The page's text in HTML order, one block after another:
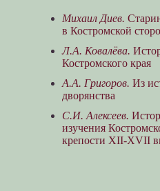
Михаил Диев.
в Костромской
Л.А. Ковалёва.
Костромского края
А.А. Григоров. Из
дворянства
С.И. Алексеев.
изучения
крепости XII-XVII